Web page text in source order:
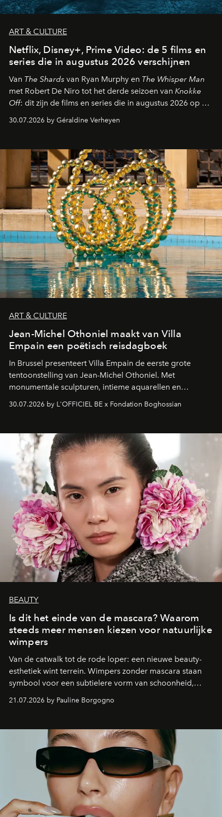
ART & CULTURE
Netflix, Disney+, Prime Video: de 5 films en
series die in augustus 2026 verschijnen
Van The Shards van Ryan Murphy en The Whisper Man
met Robert De Niro tot het derde seizoen van Knokke
Off: dit zijn de films en series die in augustus 2026 op de
streamingplatformen verschijnen.
30.07.2026 by Géraldine Verheyen
ART & CULTURE
Jean-Michel Othoniel maakt van Villa
Empain een poëtisch reisdagboek
In Brussel presenteert Villa Empain de eerste grote
tentoonstelling van Jean-Michel Othoniel. Met
monumentale sculpturen, intieme aquarellen en
fonkelend Murano-glas creëert de Franse kunstenaar
een emotionele reis waarin elk werk de herinnering
moment van verwondering.
30.07.2026 by L'OFFICIEL BE x Fondation Boghossian
BEAUTY
Is dit het einde van de mascara? Waarom
steeds meer mensen kiezen voor natuurlijke
wimpers
Van de catwalk tot de rode loper: een nieuwe beauty-
esthetiek wint terrein. Wimpers zonder mascara staan
symbool voor een subtielere vorm van schoonheid,
waarin zelfvertrouwen belangrijker is dan een overvloed
aan make-up.
21.07.2026 by Pauline Borgogno